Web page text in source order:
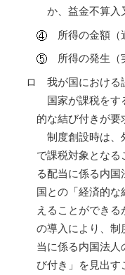
か、益金不算入
所得の金額（
所得の発生（
ロ 我が国における
国家が課税をす
的な結び付きが要
制度創設時は、
で課税対象とな
る配当に係る内
国との「経済的
えることができ
の導入により、
当に係る内国法
び付き」を見出す